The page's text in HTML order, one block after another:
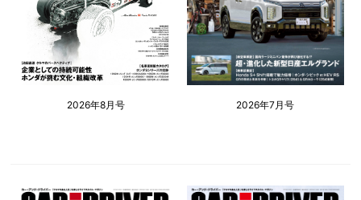
2026年8月号 2026年7月号